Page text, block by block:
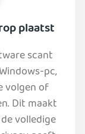
plaatst
scant
pc,
volgen of
Dit maakt
volledige